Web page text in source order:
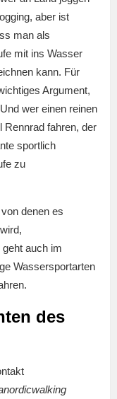
aber ist
man als
mit ins Wasser
kann. Für
Argument,
wer einen reinen
Rennrad fahren, der
sportlich
zu
denen es
auch im
Wassersportarten
des